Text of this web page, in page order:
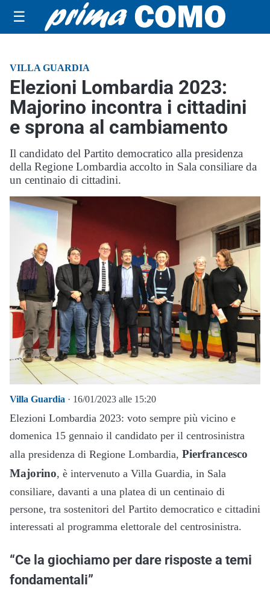
☰
VILLA GUARDIA
Elezioni Lombardia 2023:
Majorino incontra i cittadini
e sprona al cambiamento
Il candidato del Partito democratico alla presidenza
della Regione Lombardia accolto in Sala consiliare da
un centinaio di cittadini.
Villa Guardia · 16/01/2023 alle 15:20
Elezioni Lombardia 2023: voto sempre più vicino e
domenica 15 gennaio il candidato per il centrosinistra
alla presidenza di Regione Lombardia, Pierfrancesco
Majorino, è intervenuto a Villa Guardia, in Sala
consiliare, davanti a una platea di un centinaio di
persone, tra sostenitori del Partito democratico e cittadini
interessati al programma elettorale del centrosinistra.
“Ce la giochiamo per dare risposte a temi
fondamentali”